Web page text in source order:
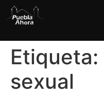
Etiqueta:
sexual